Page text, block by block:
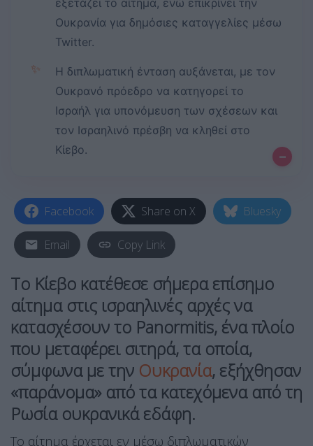
εξετάζει το αίτημα, ενώ επικρίνει την
Ουκρανία για δημόσιες καταγγελίες μέσω
Twitter.
✨
Η διπλωματική ένταση αυξάνεται, με τον
Ουκρανό πρόεδρο να κατηγορεί το
Ισραήλ για υπονόμευση των σχέσεων και
τον Ισραηλινό πρέσβη να κληθεί στο
Κίεβο.
–
Facebook Share on X Bluesky
Email Copy Link
Το Κίεβο κατέθεσε σήμερα επίσημο
αίτημα στις ισραηλινές αρχές να
κατασχέσουν το Panormitis, ένα πλοίο
που μεταφέρει σιτηρά, τα οποία,
σύμφωνα με την Ουκρανία, εξήχθησαν
«παράνομα» από τα κατεχόμενα από τη
Ρωσία ουκρανικά εδάφη.
Το αίτημα έρχεται εν μέσω διπλωματικών